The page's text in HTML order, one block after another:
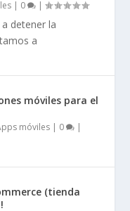
| 0 |
detener la
a
móviles para el
móviles | 0 |
(tienda